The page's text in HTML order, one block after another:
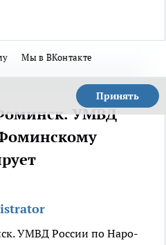
Мы в ВКонтакте
Принять
УМВД